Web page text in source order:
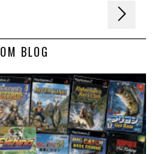
BLOG